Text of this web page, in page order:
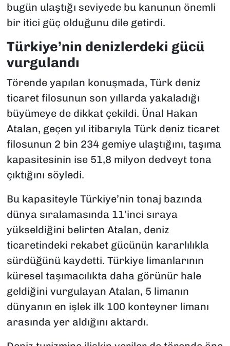
bugün ulaştığı seviyede bu kanunun önemli
bir itici güç olduğunu dile getirdi.
Türkiye’nin denizlerdeki gücü
vurgulandı
Törende yapılan konuşmada, Türk deniz
ticaret filosunun son yıllarda yakaladığı
büyümeye de dikkat çekildi. Ünal Hakan
Atalan, geçen yıl itibarıyla Türk deniz ticaret
filosunun 2 bin 234 gemiye ulaştığını, taşıma
kapasitesinin ise 51,8 milyon dedveyt tona
çıktığını söyledi.
Bu kapasiteyle Türkiye’nin tonaj bazında
dünya sıralamasında 11’inci sıraya
yükseldiğini belirten Atalan, deniz
ticaretindeki rekabet gücünün kararlılıkla
sürdüğünü kaydetti. Türkiye limanlarının
küresel taşımacılıkta daha görünür hale
geldiğini vurgulayan Atalan, 5 limanın
dünyanın en işlek ilk 100 konteyner limanı
arasında yer aldığını aktardı.